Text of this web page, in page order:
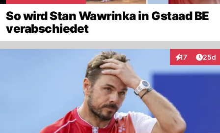
So wird Stan Wawrinka in Gstaad BE
verabschiedet
17
Interaktionen
25d